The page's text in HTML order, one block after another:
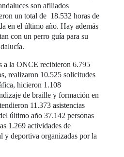
son afiliados
un total de 18.532 horas de
en el último año. Hay además
con un perro guía para su
a la ONCE recibieron 6.795
realizaron 10.525 solicitudes
hicieron 1.108
de braille y formación en
11.373 asistencias
último año 37.142 personas
1.269 actividades de
y deportiva organizadas por la